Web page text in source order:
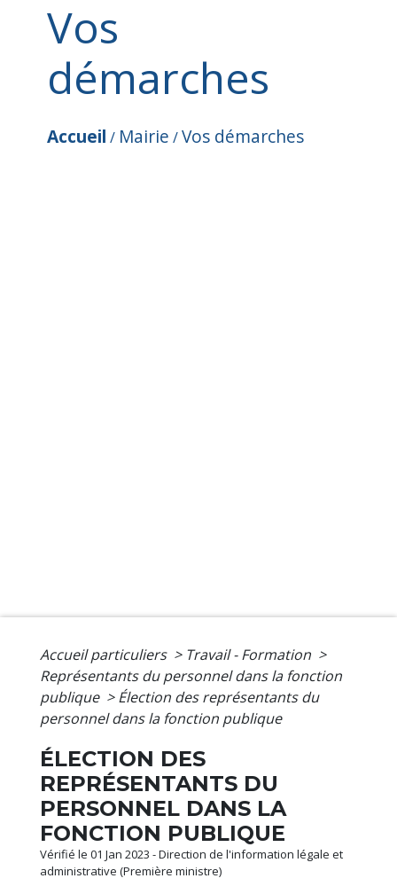
Vos
démarches
Accueil / Mairie /Vos démarches
Accueil particuliers > Travail - Formation >
Représentants du personnel dans la fonction
publique > Élection des représentants du
personnel dans la fonction publique
ÉLECTION DES
REPRÉSENTANTS DU
PERSONNEL DANS LA
FONCTION PUBLIQUE
Vérifié le 01 Jan 2023 - Direction de l'information légale et
administrative (Première ministre)